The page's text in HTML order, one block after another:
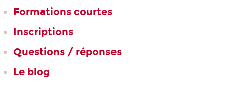
Formations courtes
Inscriptions
Questions / réponses
Le blog